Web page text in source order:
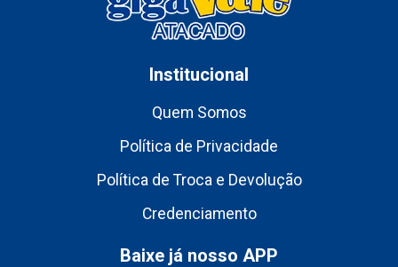
Institucional
Quem Somos
Política de Privacidade
Política de Troca e Devolução
Credenciamento
Baixe já nosso APP